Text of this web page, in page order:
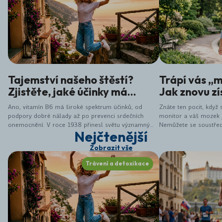
Tajemství našeho štěstí?
Zjistěte, jaké účinky má
vitamín B6
Ano, vitamín B6 má široké spektrum účinků, od
podpory dobré nálady až po prevenci srdečních
onemocnění. V roce 1938 přinesl světu významný
objev S. Lepkovský, který jako první izoloval jeho
krystalickou formu.&nbsp;Představte si, že vitamín
B6 dokáže odemknout váš potenciál pro energii,
jasnou mysl a vyrovnanou náladu. Právě vitamín B6,
známý také jako pyridoxin, je nenahraditelnou
součástí fungování vašeho těla. Tento ve vodě
rozpustný vitamín řídí mnoho biochemických
procesů, ovlivňuje tvorbu neurotransmiterů,
podporuje metabolismus a udržuje hormonální
rovnováhu. Možná o něm moc neslyšíte, ale jeho
Trápí vás
Jak znovu
a
Znáte ten pocit, když
monitor a váš mozek
Nemůžete se
Nejčtenější
Zobrazit vše
Trávení a detoxikace